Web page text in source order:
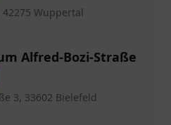
Wuppertal
Alfred-Bozi-Straße
3, 33602 Bielefeld